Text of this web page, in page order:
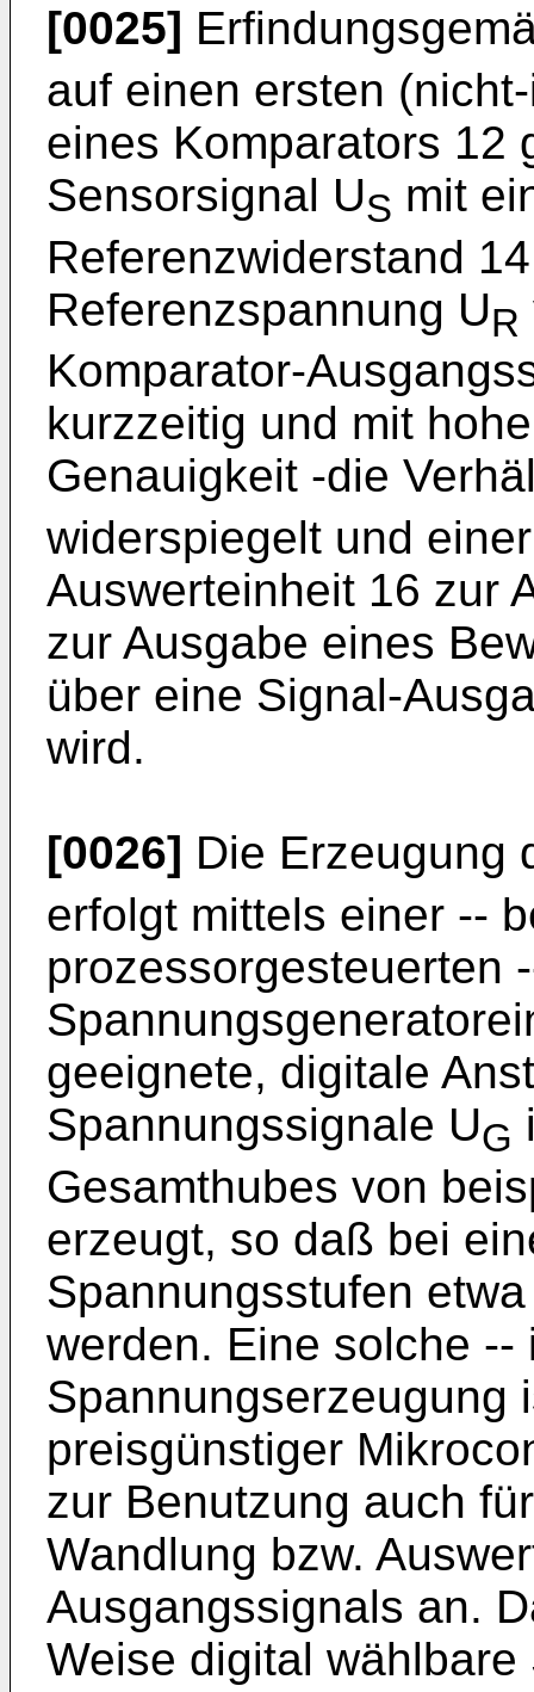
[0025]
auf einen ersten
eines Komparators 12
Sensorsignal US mit
Referenzwiderstand
Referenzspannung UR
Komparator-
kurzzeitig und mit
Genauigkeit -die
widerspiegelt und
Auswerteinheit 16 zur
zur Ausgabe eines
über eine Signal-
wird.
[0026] Die Erzeugung
erfolgt mittels einer --
prozessorgesteuerten
geeignete, digitale
Spannungssignale UG
Gesamthubes von
erzeugt, so daß bei
Spannungsstufen
werden. Eine solche --
Spannungserzeugung
preisgünstiger
zur Benutzung auch
Wandlung bzw.
Ausgangssignals an.
Weise digital